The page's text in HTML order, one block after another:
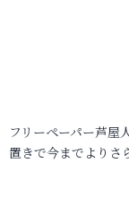
フリーペーパー芦屋
置きで今までより